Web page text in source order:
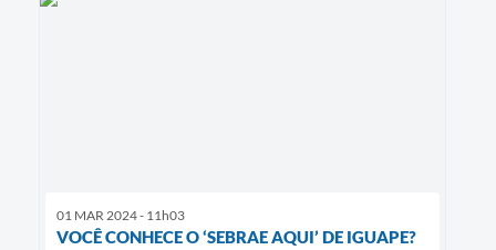
01 MAR 2024 - 11h03
VOCÊ CONHECE O ‘SEBRAE AQUI’ DE IGUAPE?